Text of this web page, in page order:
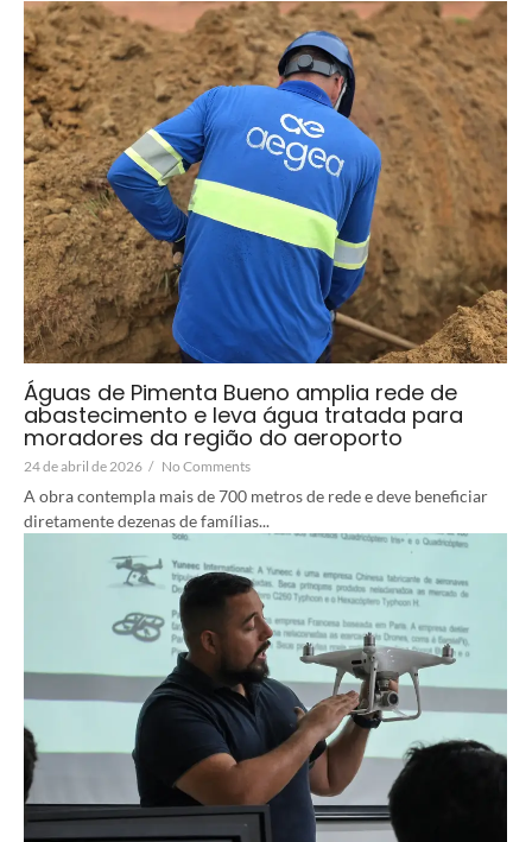
Águas de Pimenta Bueno amplia rede de
abastecimento e leva água tratada para
moradores da região do aeroporto
24 de abril de 2026 / No Comments
A obra contempla mais de 700 metros de rede e deve beneficiar
diretamente dezenas de famílias...